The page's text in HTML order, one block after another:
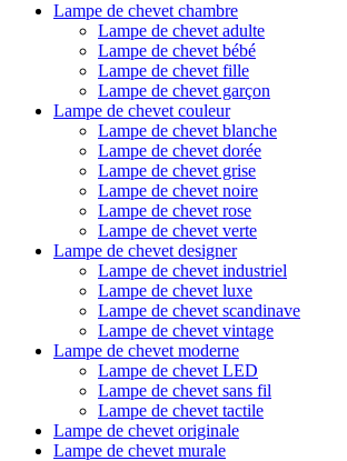
Lampe de chevet chambre
Lampe de chevet adulte
Lampe de chevet bébé
Lampe de chevet fille
Lampe de chevet garçon
Lampe de chevet couleur
Lampe de chevet blanche
Lampe de chevet dorée
Lampe de chevet grise
Lampe de chevet noire
Lampe de chevet rose
Lampe de chevet verte
Lampe de chevet designer
Lampe de chevet industriel
Lampe de chevet luxe
Lampe de chevet scandinave
Lampe de chevet vintage
Lampe de chevet moderne
Lampe de chevet LED
Lampe de chevet sans fil
Lampe de chevet tactile
Lampe de chevet originale
Lampe de chevet murale